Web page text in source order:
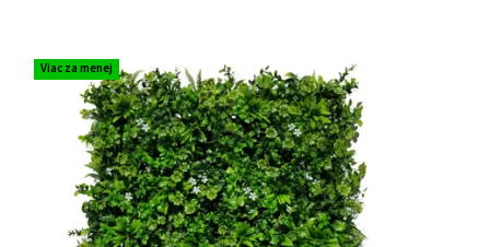
Najpredávanejšie
Abecedne
Viac za menej